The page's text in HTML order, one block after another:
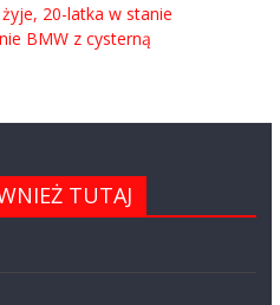
20-latka w stanie
BMW z cysterną
TUTAJ